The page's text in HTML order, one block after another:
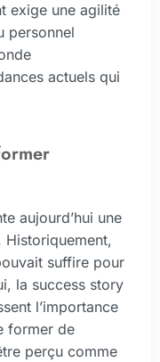
exige une agilité
personnel
actuels qui
aujourd’hui une
Historiquement,
suffire pour
la success story
l’importance
former de
perçu comme